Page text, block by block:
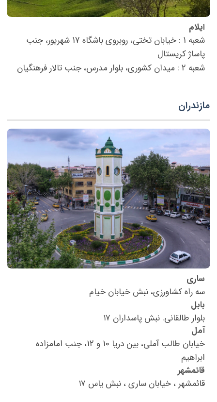
ایلام
شعبه 1 : خیابان تختی، روبروی باشگاه 17 شهریور، جنب
پاساژ کریستال
شعبه 2 : میدان کشوری، بلوار مدرس، جنب تالار فرهنگیان
مازندران
ساری
سه راه کشاورزی، نبش خیابان خیام
بابل
بلوار طالقانی. نبش پاسداران ۱۷
آمل
خیابان طالب آملی، بین دریا 10 و 12، جنب امامزاده
ابراهیم
قائمشهر
قائمشهر ، خیابان ساری ، نبش یاس ۱۷